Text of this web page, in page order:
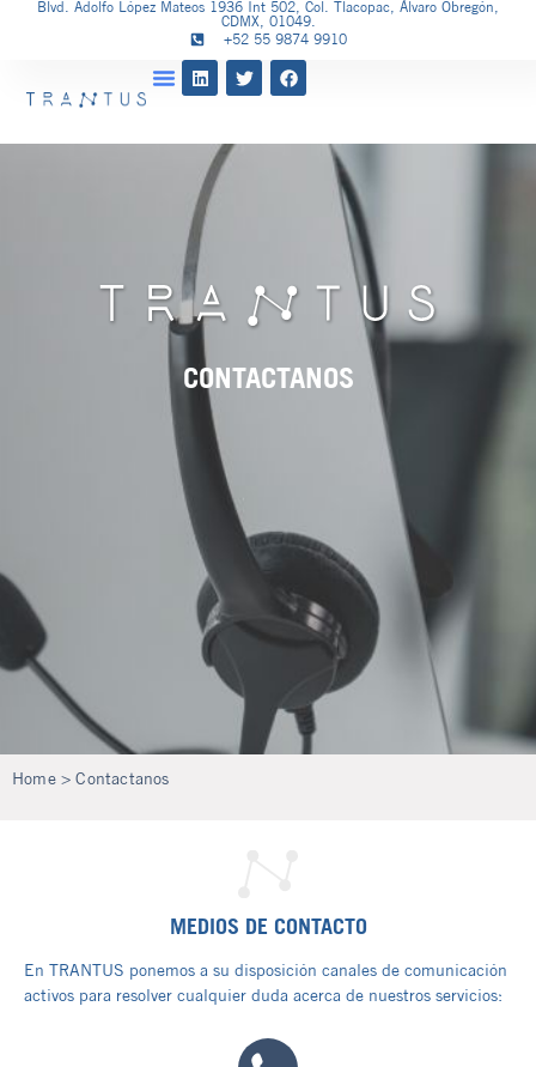
Blvd. Adolfo López Mateos 1936 Int 502, Col. Tlacopac, Álvaro Obregón,
CDMX, 01049.
+52 55 9874 9910
CONTACTANOS
Home> Contactanos
MEDIOS DE CONTACTO
En TRANTUS ponemos a su disposición canales de comunicación
activos para resolver cualquier duda acerca de nuestros servicios: